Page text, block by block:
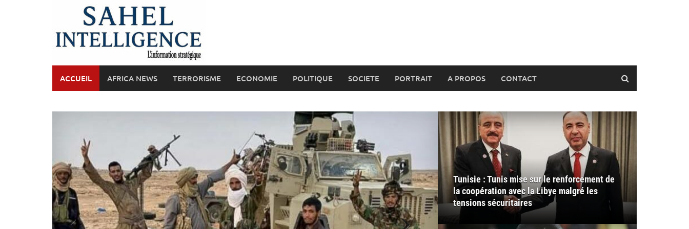
ACCUEIL AFRICA NEWS TERRORISME ECONOMIE POLITIQUE SOCIETE PORTRAIT A PROPOS CONTACT
Tunisie : Tunis mise sur le renforcement de
la coopération avec la Libye malgré les
tensions sécuritaires